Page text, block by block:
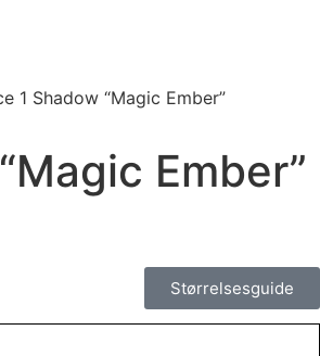
1 Shadow “Magic Ember”
Ember”
Størrelsesguide